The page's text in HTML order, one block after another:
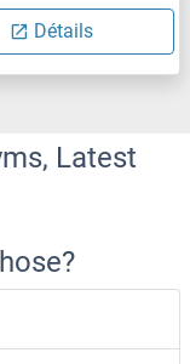
Détails
Latest